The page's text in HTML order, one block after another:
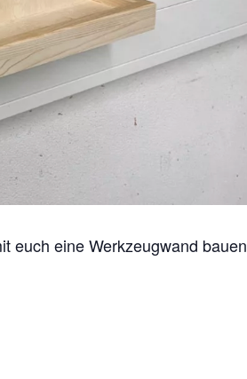
euch eine Werkzeugwand bauen